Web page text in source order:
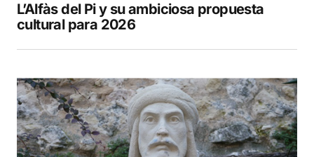
L’Alfàs del Pi y su ambiciosa propuesta
cultural para 2026